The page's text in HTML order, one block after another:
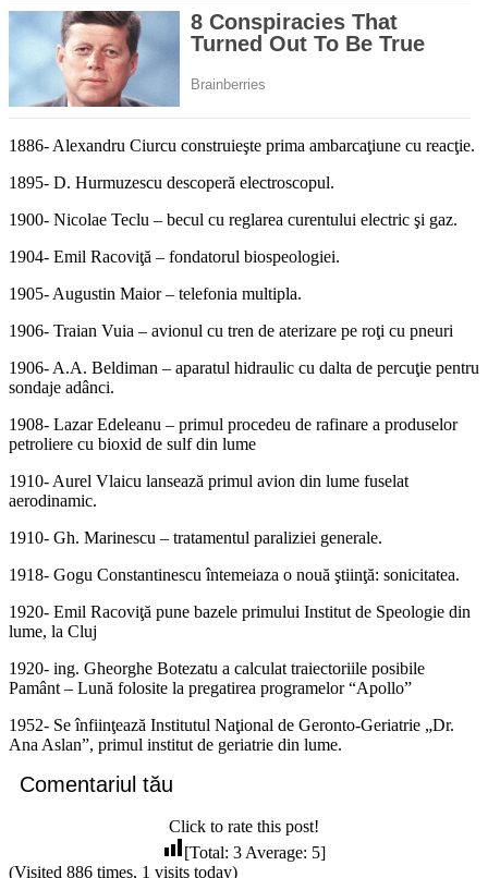
1886- Alexandru Ciurcu construieşte prima ambarcaţiune cu reacţie.
1895- D. Hurmuzescu descoperă electroscopul.
1900- Nicolae Teclu – becul cu reglarea curentului electric şi gaz.
1904- Emil Racoviţă – fondatorul biospeologiei.
1905- Augustin Maior – telefonia multipla.
1906- Traian Vuia – avionul cu tren de aterizare pe roţi cu pneuri
1906- A.A. Beldiman – aparatul hidraulic cu dalta de percuţie pentru
sondaje adânci.
1908- Lazar Edeleanu – primul procedeu de rafinare a produselor
petroliere cu bioxid de sulf din lume
1910- Aurel Vlaicu lansează primul avion din lume fuselat
aerodinamic.
1910- Gh. Marinescu – tratamentul paraliziei generale.
1918- Gogu Constantinescu întemeiaza o nouă ştiinţă: sonicitatea.
1920- Emil Racoviţă pune bazele primului Institut de Speologie din
lume, la Cluj
1920- ing. Gheorghe Botezatu a calculat traiectoriile posibile
Pamânt – Lună folosite la pregatirea programelor “Apollo”
1952- Se înfiinţează Institutul Naţional de Geronto-Geriatrie „Dr.
Ana Aslan”, primul institut de geriatrie din lume.
Comentariul tău
Click to rate this post!
[Total: 3Average: 5]
(Visited 886 times, 1 visits today)